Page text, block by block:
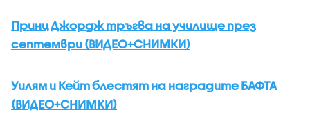
Принц Джордж тръгва на училище през
септември (ВИДЕО+СНИМКИ)
Уилям и Кейт блестят на наградите БАФТА
(ВИДЕО+СНИМКИ)